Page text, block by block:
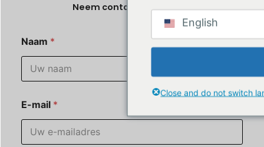
Neem contact met ons op
Naam *
E-mail *
English
Close and do not switch